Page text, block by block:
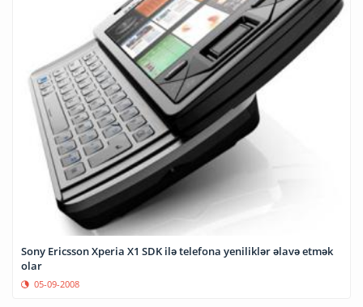
Sony Ericsson Xperia X1 SDK ilə telefona yeniliklər əlavə etmək
olar
05-09-2008